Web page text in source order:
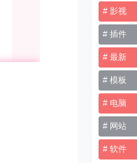
影视
插件
最新
模板
电脑
网站
软件